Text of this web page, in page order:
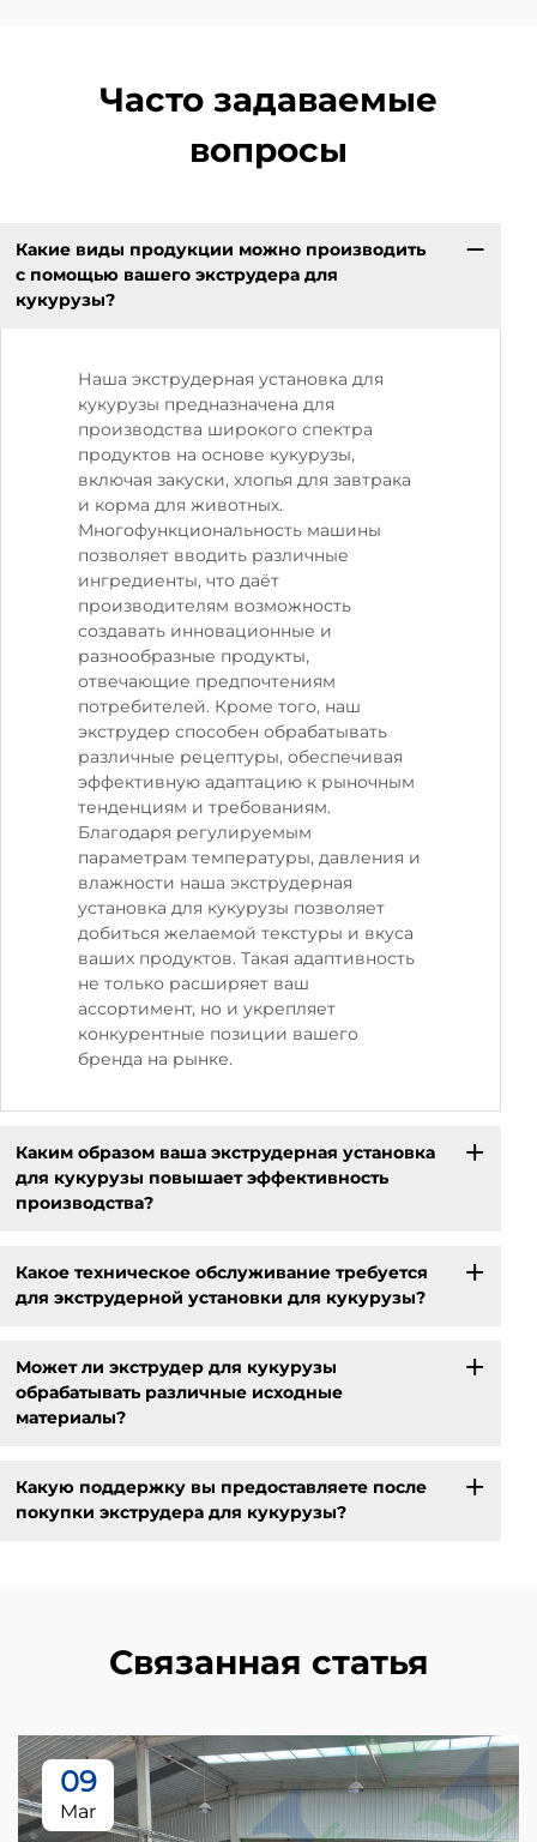
Часто задаваемые
вопросы
Какие виды продукции можно производить
с помощью вашего экструдера для
кукурузы?
Наша экструдерная установка для
кукурузы предназначена для
производства широкого спектра
продуктов на основе кукурузы,
включая закуски, хлопья для завтрака
и корма для животных.
Многофункциональность машины
позволяет вводить различные
ингредиенты, что даёт
производителям возможность
создавать инновационные и
разнообразные продукты,
отвечающие предпочтениям
потребителей. Кроме того, наш
экструдер способен обрабатывать
различные рецептуры, обеспечивая
эффективную адаптацию к рыночным
тенденциям и требованиям.
Благодаря регулируемым
параметрам температуры, давления и
влажности наша экструдерная
установка для кукурузы позволяет
добиться желаемой текстуры и вкуса
ваших продуктов. Такая адаптивность
не только расширяет ваш
ассортимент, но и укрепляет
конкурентные позиции вашего
бренда на рынке.
Каким образом ваша экструдерная установка
для кукурузы повышает эффективность
производства?
Какое техническое обслуживание требуется
для экструдерной установки для кукурузы?
Может ли экструдер для кукурузы
обрабатывать различные исходные
материалы?
Какую поддержку вы предоставляете после
покупки экструдера для кукурузы?
Связанная статья
09
Mar